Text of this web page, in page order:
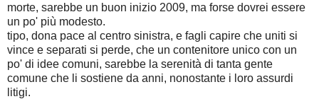
morte, sarebbe un buon inizio 2009, ma forse dovrei essere
un po' più modesto.
tipo, dona pace al centro sinistra, e fagli capire che uniti si
vince e separati si perde, che un contenitore unico con un
po' di idee comuni, sarebbe la serenità di tanta gente
comune che li sostiene da anni, nonostante i loro assurdi
litigi.